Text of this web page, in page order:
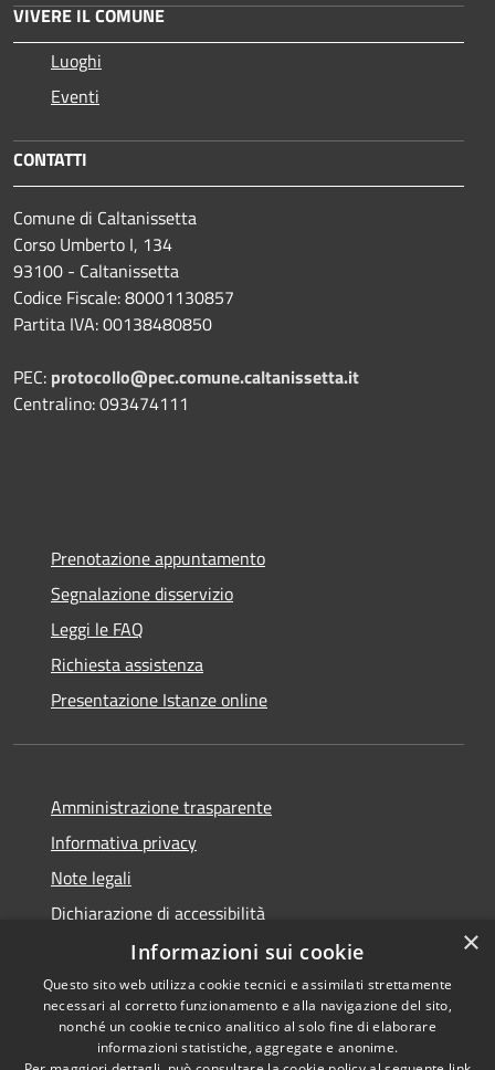
VIVERE IL COMUNE
Luoghi
Eventi
CONTATTI
Comune di Caltanissetta
Corso Umberto I, 134
93100 - Caltanissetta
Codice Fiscale: 80001130857
Partita IVA: 00138480850
PEC: protocollo@pec.comune.caltanissetta.it
Centralino: 093474111
Prenotazione appuntamento
Segnalazione disservizio
Leggi le FAQ
Richiesta assistenza
Presentazione Istanze online
Amministrazione trasparente
Informativa privacy
Note legali
Dichiarazione di accessibilità
Accessibilità
Copyright © 2026 • Comune di
Caltanissetta • Powered by
×
Informazioni sui cookie
Questo sito web utilizza cookie tecnici e assimilati strettamente
necessari al corretto funzionamento e alla navigazione del sito,
nonché un cookie tecnico analitico al solo fine di elaborare
informazioni statistiche, aggregate e anonime.